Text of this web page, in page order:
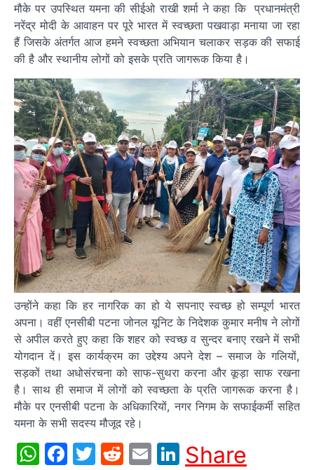
मौके पर उपस्थित यमना की सीईओ राखी शर्मा ने कहा कि प्रधानमंत्री
नरेंद्र मोदी के आवाहन पर पूरे भारत में स्वच्छता पखवाड़ा मनाया जा रहा
हैं जिसके अंतर्गत आज हमने स्वच्छता अभियान चलाकर सड़क की सफाई
की है और स्थानीय लोगों को इसके प्रति जागरूक किया है।
उन्होंने कहा कि हर नागरिक का हो ये सपनाए स्वच्छ हो सम्पूर्ण भारत
अपना। वहीं एनसीबी पटना जोनल यूनिट के निदेशक कुमार मनीष ने लोगों
से अपील करते हुए कहा कि शहर को स्वच्छ व सुन्दर बनाए रखने में सभी
योगदान दें। इस कार्यक्रम का उद्देश्य अपने देश – समाज के गलियों,
सड़कों तथा अधोसंरचना को साफ-सुथरा करना और कूड़ा साफ रखना
है। साथ ही समाज में लोगों को स्वच्छता के प्रति जागरूक करना है।
मौके पर एनसीबी पटना के अधिकारियों, नगर निगम के सफाईकर्मी सहित
यमना के सभी सदस्य मौजूद रहे।
WhatsApp
Facebook
Twitter
Reddit
EmailLinkedIn
Share